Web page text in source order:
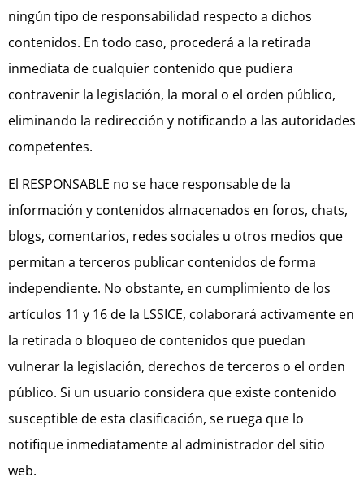
ningún tipo de responsabilidad respecto a dichos
contenidos. En todo caso, procederá a la retirada
inmediata de cualquier contenido que pudiera
contravenir la legislación, la moral o el orden público,
eliminando la redirección y notificando a las autoridades
competentes.
El RESPONSABLE no se hace responsable de la
información y contenidos almacenados en foros, chats,
blogs, comentarios, redes sociales u otros medios que
permitan a terceros publicar contenidos de forma
independiente. No obstante, en cumplimiento de los
artículos 11 y 16 de la LSSICE, colaborará activamente en
la retirada o bloqueo de contenidos que puedan
vulnerar la legislación, derechos de terceros o el orden
público. Si un usuario considera que existe contenido
susceptible de esta clasificación, se ruega que lo
notifique inmediatamente al administrador del sitio
web.